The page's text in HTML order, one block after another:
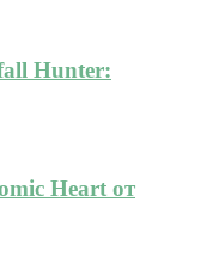
Hunter:
Heart от